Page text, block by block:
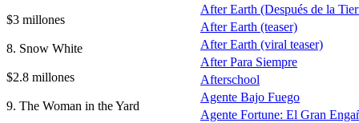
$3 millones
8. Snow White
$2.8 millones
9. The Woman in the Yard
After Earth (Después de la
After Earth (teaser)
After Earth (viral teaser)
After Para Siempre
Afterschool
Agente Bajo Fuego
Agente Fortune: El Gran